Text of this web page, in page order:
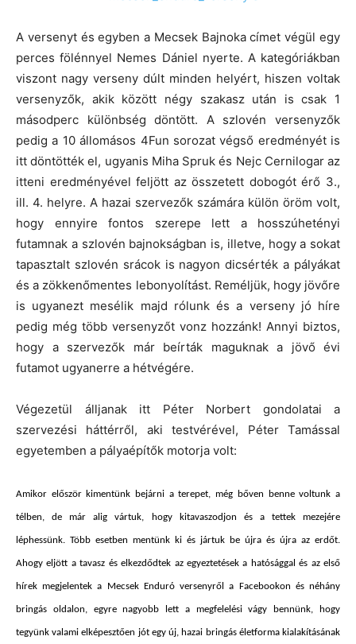
A versenyt és egyben a Mecsek Bajnoka címet végül egy
perces fölénnyel Nemes Dániel nyerte. A kategóriákban
viszont nagy verseny dúlt minden helyért, hiszen voltak
versenyzők, akik között négy szakasz után is csak 1
másodperc különbség döntött. A szlovén versenyzők
pedig a 10 állomásos 4Fun sorozat végső eredményét is
itt döntötték el, ugyanis Miha Spruk és Nejc Cernilogar az
itteni eredményével feljött az összetett dobogót érő 3.,
ill. 4. helyre. A hazai szervezők számára külön öröm volt,
hogy ennyire fontos szerepe lett a hosszúhetényi
futamnak a szlovén bajnokságban is, illetve, hogy a sokat
tapasztalt szlovén srácok is nagyon dicsérték a pályákat
és a zökkenőmentes lebonyolítást. Reméljük, hogy jövőre
is ugyanezt mesélik majd rólunk és a verseny jó híre
pedig még több versenyzőt vonz hozzánk! Annyi biztos,
hogy a szervezők már beírták maguknak a jövő évi
futamot ugyanerre a hétvégére.
Végezetül álljanak itt Péter Norbert gondolatai a
szervezési háttérről, aki testvérével, Péter Tamással
egyetemben a pályaépítők motorja volt:
Amikor először kimentünk bejárni a terepet, még bőven benne voltunk a
télben, de már alig vártuk, hogy kitavaszodjon és a tettek mezejére
léphessünk. Több esetben mentünk ki és jártuk be újra és újra az erdőt.
Ahogy eljött a tavasz és elkezdődtek az egyeztetések a hatósággal és az első
hírek megjelentek a Mecsek Enduró versenyről a Facebookon és néhány
bringás oldalon, egyre nagyobb lett a megfelelési vágy bennünk, hogy
tegyünk valami elképesztően jót egy új, hazai bringás életforma kialakításának